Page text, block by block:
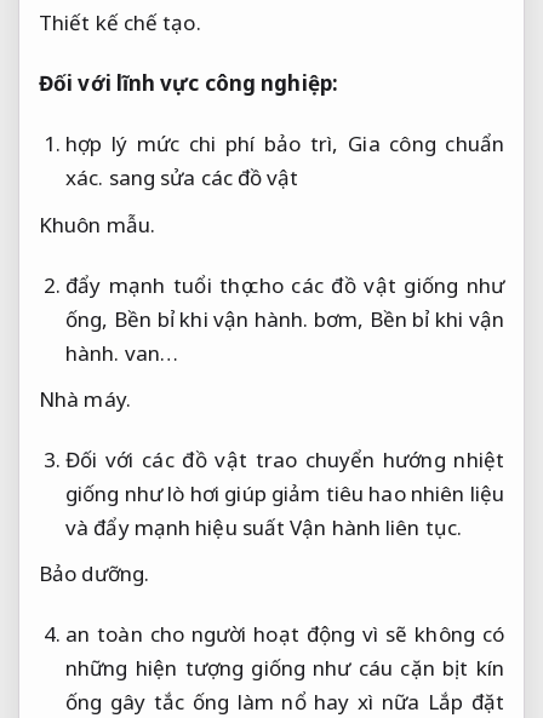
Thiết kế chế tạo.
Đối với lĩnh vực công nghiệp:
hợp lý mức chi phí bảo trì, Gia công chuẩn
xác. sang sửa các đồ vật
Khuôn mẫu.
đẩy mạnh tuổi thọ cho các đồ vật giống như
ống, Bền bỉ khi vận hành. bơm, Bền bỉ khi vận
hành. van…
Nhà máy.
Đối với các đồ vật trao chuyển hướng nhiệt
giống như lò hơi giúp giảm tiêu hao nhiên liệu
và đẩy mạnh hiệu suấtVận hành liên tục.
Bảo dưỡng.
an toàn cho người hoạt động vì sẽ không có
những hiện tượng giống như cáu cặn bịt kín
ống gây tắc ống làm nổ hay xì nữa Lắp đặt